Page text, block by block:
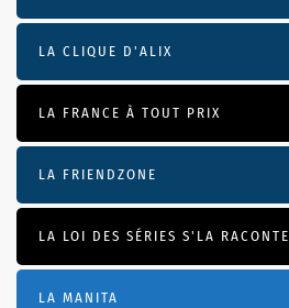
LA CLIQUE D'ALIX
LA FRANCE À TOUT PRIX
LA FRIENDZONE
LA LOI DES SÉRIES S'LA RACONTE
LA MANITA